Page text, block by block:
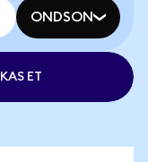
ONDSON
ET